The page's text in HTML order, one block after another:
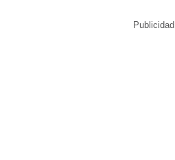
Publicidad